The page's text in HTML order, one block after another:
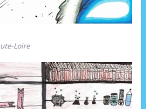
Loire